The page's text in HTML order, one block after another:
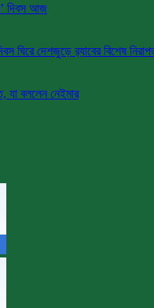
দিবস আজ
ঘিরে দেশজুড়ে র‌্যাবের বিশেষ
যা বললেন নেইমার